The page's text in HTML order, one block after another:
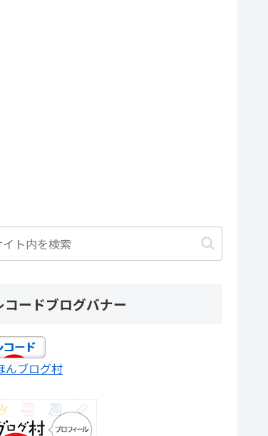
コードブログバナー
んブログ村